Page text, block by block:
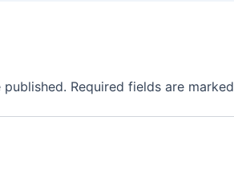
Required fields are marked